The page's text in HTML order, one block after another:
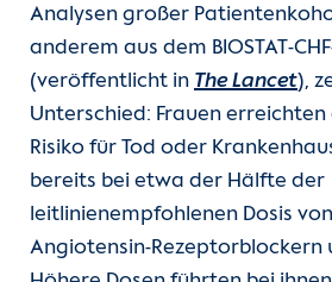
Analysen großer
anderem aus dem BIOSTAT-
(veröffentlicht in The Lancet),
Unterschied: Frauen
Risiko für Tod oder
bereits bei etwa der Hälfte der
leitlinienempfohlenen Dosis
Angiotensin-Rezeptorblockern